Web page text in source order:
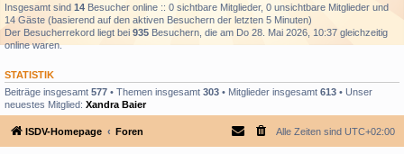
Insgesamt sind 14 Besucher online :: 0 sichtbare Mitglieder, 0 unsichtbare Mitglieder und
14 Gäste (basierend auf den aktiven Besuchern der letzten 5 Minuten)
Der Besucherrekord liegt bei 935 Besuchern, die am Do 28. Mai 2026, 10:37 gleichzeitig
online waren.
STATISTIK
Beiträge insgesamt 577 • Themen insgesamt 303 • Mitglieder insgesamt 613 • Unser
neuestes Mitglied: Xandra Baier
ISDV-Homepage Foren Alle Zeiten sind UTC+02:00